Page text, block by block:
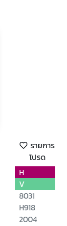
รายการ
โปรด
H
V
8031
H918
2004